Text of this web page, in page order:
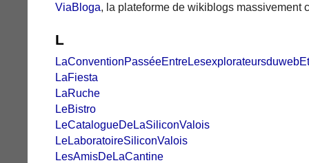
ViaBloga, la plateforme de wikiblogs massivement
L
LaFiesta
LaRuche
LeBistro
LeCatalogueDeLaSiliconValois
LeLaboratoireSiliconValois
LesAmisDeLaCantine